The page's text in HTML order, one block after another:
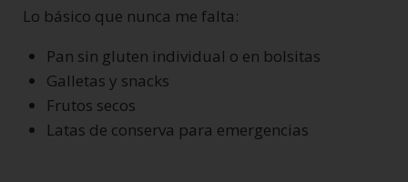
Lo básico que nunca me falta:
Pan sin gluten individual o en bolsitas
Galletas y snacks
Frutos secos
Latas de conserva para emergencias